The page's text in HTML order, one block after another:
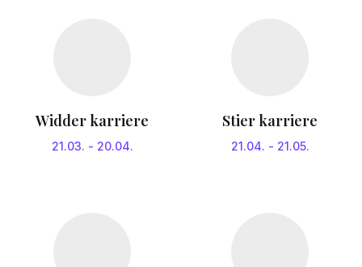
Widder karriere
21.03. - 20.04.
Stier karriere
21.04. - 21.05.